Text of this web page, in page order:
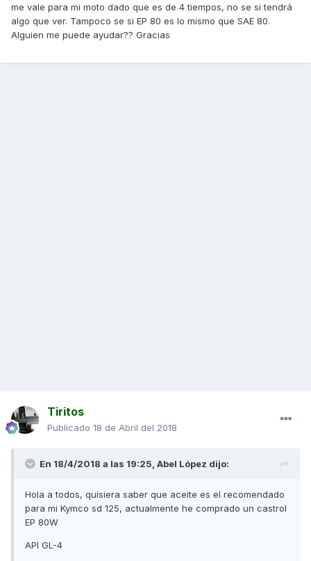
me vale para mi moto dado que es de 4 tiempos, no se si tendrá
algo que ver. Tampoco se si EP 80 es lo mismo que SAE 80.
Alguien me puede ayudar?? Gracias
Tiritos
Publicado 18 de Abril del 2018
En 18/4/2018 a las 19:25, Abel López dijo:
Hola a todos, quisiera saber que aceite es el recomendado
para mi Kymco sd 125, actualmente he comprado un castrol
EP 80W
API GL-4